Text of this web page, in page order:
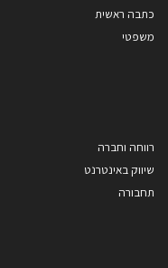
כתבה ראשית
משפטי
רווחה וחברה
שיווק באינטרנט
תחבורה